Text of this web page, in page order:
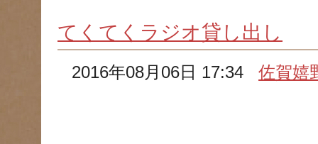
てくてくラジオ貸し出し
2016年08月06日 17:34佐賀嬉